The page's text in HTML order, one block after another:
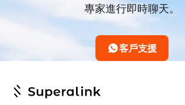
專家進行即時聊天。
客戶支援